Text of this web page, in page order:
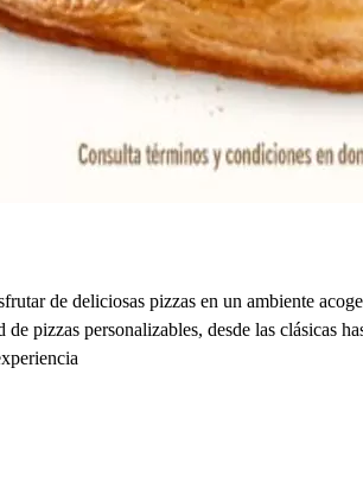
de deliciosas pizzas en un ambiente
pizzas personalizables, desde las clásicas